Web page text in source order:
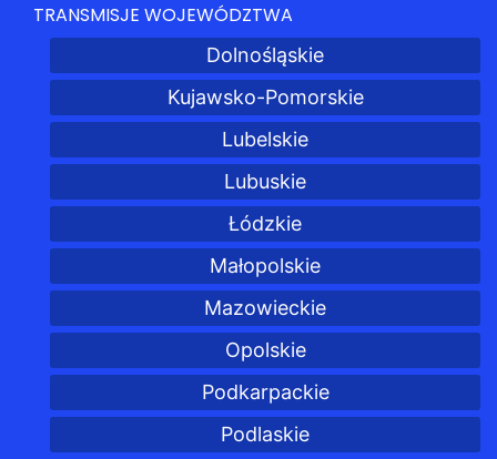
TRANSMISJE WOJEWÓDZTWA
Dolnośląskie
Kujawsko-Pomorskie
Lubelskie
Lubuskie
Łódzkie
Małopolskie
Mazowieckie
Opolskie
Podkarpackie
Podlaskie